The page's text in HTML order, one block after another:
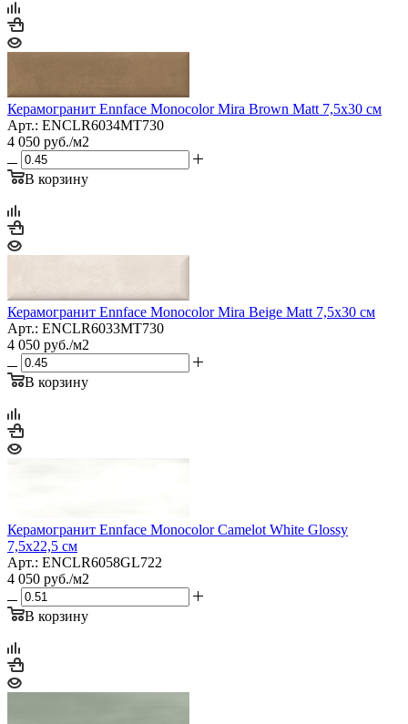
Керамогранит Ennface Monocolor Mira Brown Matt 7,5x30 см
Арт.: ENCLR6034MT730
4 050 руб./м2
В корзину
Керамогранит Ennface Monocolor Mira Beige Matt 7,5x30 см
Арт.: ENCLR6033MT730
4 050 руб./м2
В корзину
Керамогранит Ennface Monocolor Camelot White Glossy
7,5x22,5 см
Арт.: ENCLR6058GL722
4 050 руб./м2
В корзину